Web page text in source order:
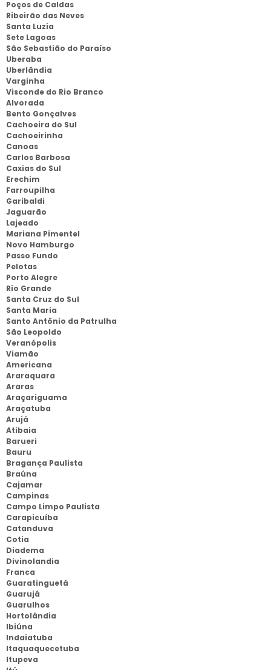
Poços de Caldas
Ribeirão das Neves
Santa Luzia
Sete Lagoas
São Sebastião do Paraíso
Uberaba
Uberlândia
Varginha
Visconde do Rio Branco
Alvorada
Bento Gonçalves
Cachoeira do Sul
Cachoeirinha
Canoas
Carlos Barbosa
Caxias do Sul
Erechim
Farroupilha
Garibaldi
Jaguarão
Lajeado
Mariana Pimentel
Novo Hamburgo
Passo Fundo
Pelotas
Porto Alegre
Rio Grande
Santa Cruz do Sul
Santa Maria
Santo Antônio da Patrulha
São Leopoldo
Veranópolis
Viamão
Americana
Araraquara
Araras
Araçariguama
Araçatuba
Arujá
Atibaia
Barueri
Bauru
Bragança Paulista
Braúna
Cajamar
Campinas
Campo Limpo Paulista
Carapicuíba
Catanduva
Cotia
Diadema
Divinolandia
Franca
Guaratinguetá
Guarujá
Guarulhos
Hortolândia
Ibiúna
Indaiatuba
Itaquaquecetuba
Itupeva